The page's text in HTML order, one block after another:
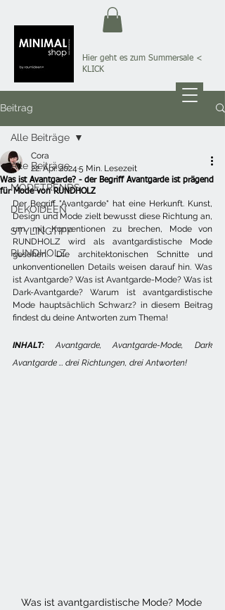
Hier geht es zum Summersale <
KLICK
Beitrag
Alle Beiträge
MODETRENDS
DEKOIDEEN
STYLINGTIPP
RUNDHOLZ
Alle Beiträge
Was ist Avantgarde? - der Begriff Avantgarde ist prägend
für Mode von RUNDHOLZ
Cora
22. Apr. 2024 5 Min. Lesezeit
Der Begriff "Avantgarde" hat eine Herkunft. Kunst,
Design und Mode zielt bewusst diese Richtung an,
um mit Konventionen zu brechen, Mode von
RUNDHOLZ wird als avantgardistische Mode
gesehen. Die architektonischen Schnitte und
unkonventionellen Details weisen darauf hin. Was
ist Avantgarde? Was ist Avantgarde-Mode? Was ist
Dark-Avantgarde? Warum ist avantgardistische
Mode hauptsächlich Schwarz? in diesem Beitrag
findest du deine Antworten zum Thema!
INHALT: Avantgarde, Avantgarde-Mode, Dark
Avantgarde ... drei Richtungen, drei Antworten!
Was ist avantgardistische Mode? Mode